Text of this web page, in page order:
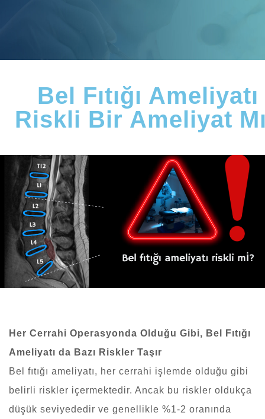
Bel Fıtığı Ameliyatı
Riskli Bir Ameliyat
Her Cerrahi Operasyonda Olduğu Gibi, Bel Fıtığı
Ameliyatı da Bazı Riskler Taşır
Bel fıtığı ameliyatı, her cerrahi işlemde olduğu gibi
belirli riskler içermektedir. Ancak bu riskler oldukça
düşük seviyededir ve genellikle %1-2 oranında